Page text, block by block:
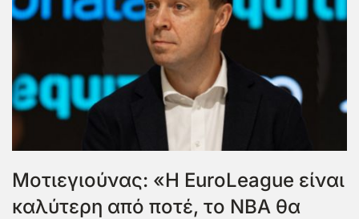
Μοτιεγιούνας: «Η EuroLeague είναι
καλύτερη από ποτέ, το ΝΒΑ θα